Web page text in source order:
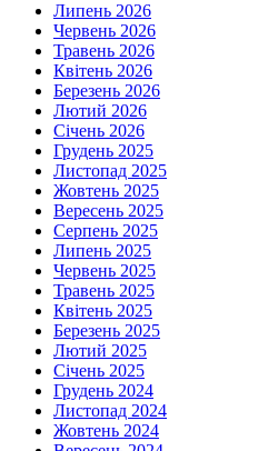
Липень 2026
Червень 2026
Травень 2026
Квітень 2026
Березень 2026
Лютий 2026
Січень 2026
Грудень 2025
Листопад 2025
Жовтень 2025
Вересень 2025
Серпень 2025
Липень 2025
Червень 2025
Травень 2025
Квітень 2025
Березень 2025
Лютий 2025
Січень 2025
Грудень 2024
Листопад 2024
Жовтень 2024